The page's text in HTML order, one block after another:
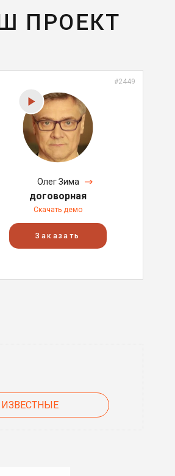
ПРОЕКТ
#2449
Олег Зима
договорная
Скачать демо
Заказать
ИЗВЕСТНЫЕ